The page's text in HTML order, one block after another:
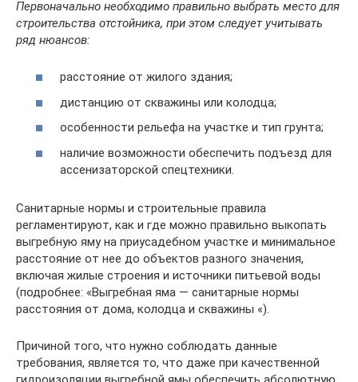
Первоначально необходимо правильно выбрать место для
строительства отстойника, при этом следует учитывать
ряд нюансов:
расстояние от жилого здания;
дистанцию от скважины или колодца;
особенности рельефа на участке и тип грунта;
наличие возможности обеспечить подъезд для
ассенизаторской спецтехники.
Санитарные нормы и строительные правила
регламентируют, как и где можно правильно выкопать
выгребную яму на приусадебном участке и минимальное
расстояние от нее до объектов разного значения,
включая жилые строения и источники питьевой воды
(подробнее: «Выгребная яма — санитарные нормы
расстояния от дома, колодца и скважины «).
Причиной того, что нужно соблюдать данные
требования, является то, что даже при качественной